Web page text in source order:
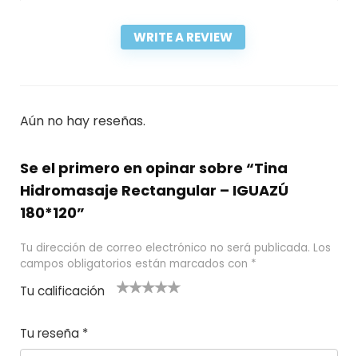
WRITE A REVIEW
Aún no hay reseñas.
Se el primero en opinar sobre “Tina
Hidromasaje Rectangular – IGUAZÚ
180*120”
Tu dirección de correo electrónico no será publicada. Los
campos obligatorios están marcados con *
Tu calificación
e
5
las
s
Tu reseña *